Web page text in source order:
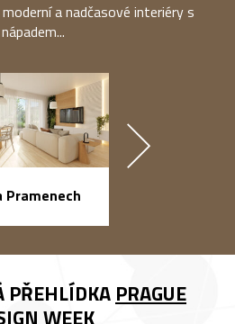
a nadčasové interiéry s
nápadem...
Pramenech
PŘEHLÍDKA PRAGUE
WEEK